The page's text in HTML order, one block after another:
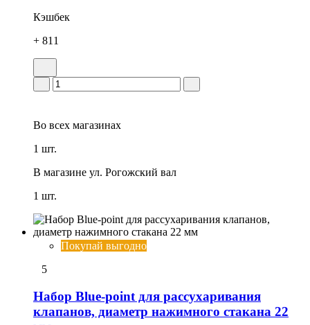
Кэшбек
+ 811
Во всех магазинах
1 шт.
В магазине ул. Рогожский вал
1 шт.
Покупай выгодно
5
Набор Blue-point для рассухаpивания
клапанов, диаметр нажимного стакана 22